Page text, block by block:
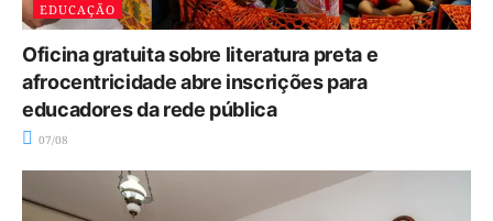
EDUCAÇÃO
Oficina gratuita sobre literatura preta e
afrocentricidade abre inscrições para
educadores da rede pública
07/08